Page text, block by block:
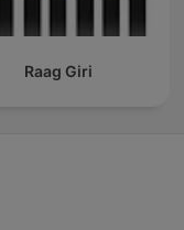
Raag Giri